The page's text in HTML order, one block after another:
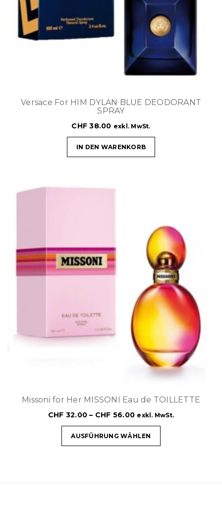
Versace For HIM DYLAN BLUE DEODORANT
SPRAY
CHF 38.00 exkl. MwSt.
IN DEN WARENKORB
Missoni for Her MISSONI Eau de TOILLETTE
CHF 32.00 – CHF 56.00 exkl. MwSt.
AUSFÜHRUNG WÄHLEN